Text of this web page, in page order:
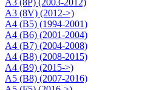
A3 (8P) (2003-2012)
A3 (8V) (2012->)
A4 (B5) (1994-2001)
A4 (B6) (2001-2004)
A4 (B7) (2004-2008)
A4 (B8) (2008-2015)
A4 (B9) (2015->)
A5 (B8) (2007-2016)